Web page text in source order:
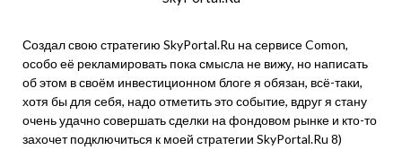
Создал свою стратегию SkyPortal.Ru на сервисе Comon,
особо её рекламировать пока смысла не вижу, но написать
об этом в своём инвестиционном блоге я обязан, всё-таки,
хотя бы для себя, надо отметить это событие, вдруг я стану
очень удачно совершать сделки на фондовом рынке и кто-то
захочет подключиться к моей стратегии SkyPortal.Ru 8)